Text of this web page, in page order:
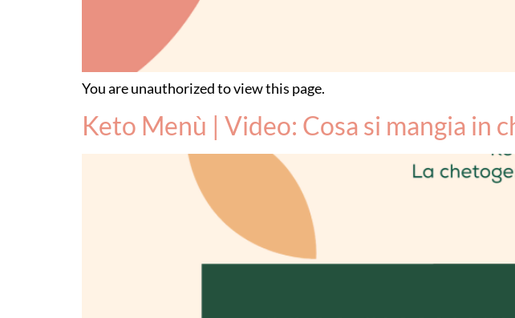
You are unauthorized to view this page.
Keto Menù | Video: Cosa si mangia in